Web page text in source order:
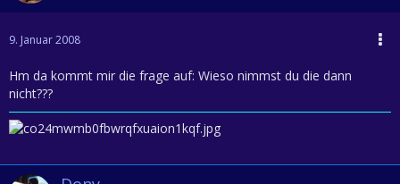
9. Januar 2008
Hm da kommt mir die frage auf: Wieso nimmst du die dann
nicht???